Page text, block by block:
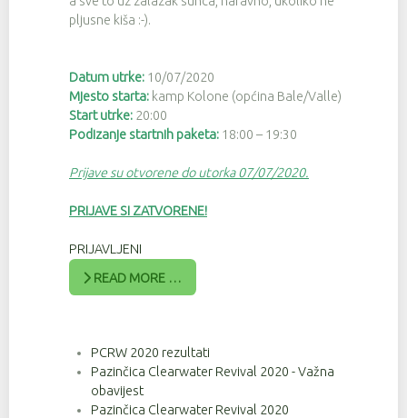
pljusne kiša :-).
Datum utrke: 10/07/2020
Mjesto starta: kamp Kolone (općina Bale/Valle)
Start utrke: 20:00
Podizanje startnih paketa: 18:00 – 19:30
Prijave su otvorene do utorka 07/07/2020.
PRIJAVE SI ZATVORENE!
PRIJAVLJENI
READ MORE …
PCRW 2020 rezultati
Pazinčica Clearwater Revival 2020 - Važna
obavijest
Pazinčica Clearwater Revival 2020